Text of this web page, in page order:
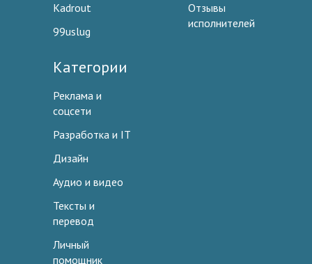
Kadrout
99uslug
Отзывы
исполнителей
Категории
Реклама и
соцсети
Разработка и IT
Дизайн
Аудио и видео
Тексты и
перевод
Личный
помощник